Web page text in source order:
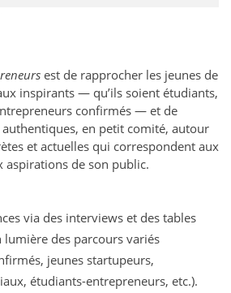
est de rapprocher les jeunes de
inspirants — qu’ils soient étudiants,
confirmés — et de
en petit comité, autour
et actuelles qui correspondent aux
aspirations de son public.
via des interviews et des tables
des parcours variés
jeunes startupeurs,
étudiants-entrepreneurs, etc.).